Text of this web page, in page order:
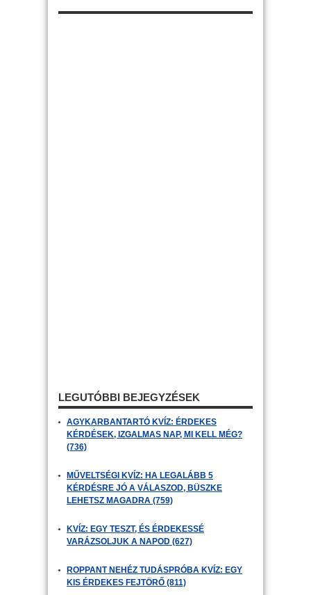
LEGUTÓBBI BEJEGYZÉSEK
AGYKARBANTARTÓ KVÍZ: ÉRDEKES
KÉRDÉSEK, IZGALMAS NAP, MI KELL MÉG?
(736)
MŰVELTSÉGI KVÍZ: HA LEGALÁBB 5
KÉRDÉSRE JÓ A VÁLASZOD, BÜSZKE
LEHETSZ MAGADRA (759)
KVÍZ: EGY TESZT, ÉS ÉRDEKESSÉ
VARÁZSOLJUK A NAPOD (627)
ROPPANT NEHÉZ TUDÁSPRÓBA KVÍZ: EGY
KIS ÉRDEKES FEJTÖRŐ (811)